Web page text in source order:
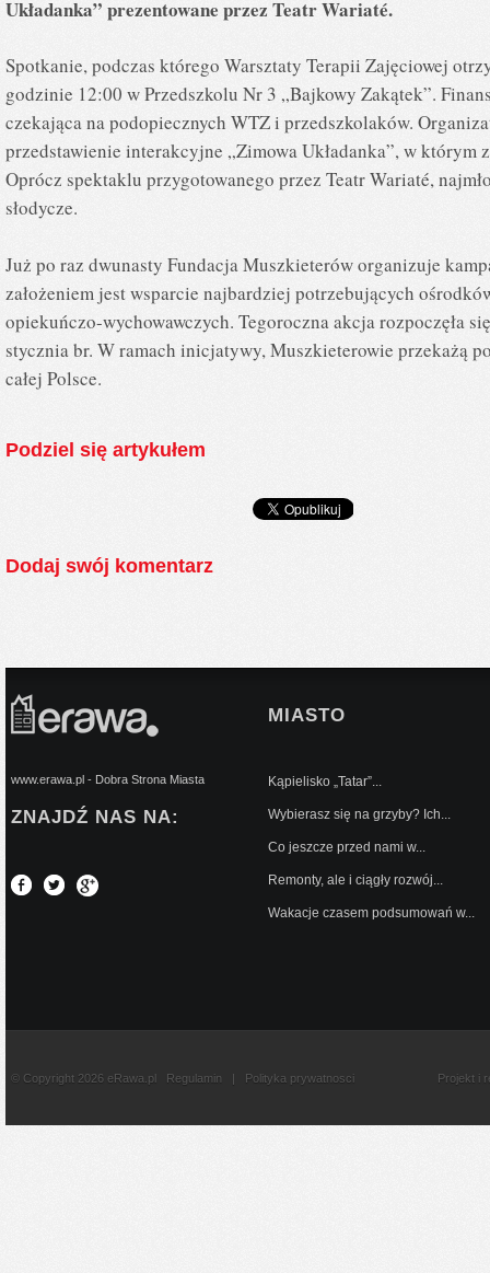
Układanka” prezentowane przez Teatr Wariaté.
Spotkanie, podczas którego Warsztaty Terapii Zajęciowej
godzinie 12:00 w Przedszkolu Nr 3 „Bajkowy Zakątek”.
czekająca na podopiecznych WTZ i przedszkolaków.
przedstawienie interakcyjne „Zimowa Układanka”, w którym
Oprócz spektaklu przygotowanego przez Teatr Wariaté,
słodycze.
Już po raz dwunasty Fundacja Muszkieterów organizuje
założeniem jest wsparcie najbardziej potrzebujących
opiekuńczo-wychowawczych. Tegoroczna akcja rozpoczęła
stycznia br. W ramach inicjatywy, Muszkieterowie przekażą
całej Polsce.
Podziel się artykułem
Dodaj swój komentarz
www.erawa.pl - Dobra Strona Miasta
ZNAJDŹ NAS NA:
MIASTO
Kąpielisko „Tatar”...
Wybierasz się na grzyby? Ich...
Co jeszcze przed nami w...
Remonty, ale i ciągły rozwój...
Wakacje czasem podsumowań w...
© Copyright 2026 eRawa.pl Regulamin | Polityka prywatnosci Projekt i